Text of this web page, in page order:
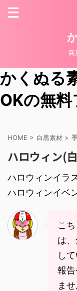
商
かくぬる
OKの無
HOME > 白黒素材 >
ハロウィン(
ハロウィンイラ
ハロウィンイベ
こ
は
し
報
ま